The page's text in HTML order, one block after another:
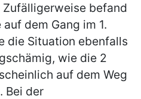
befand
dem Gang im 1.
die Situation ebenfalls
wie die 2
auf dem Weg
Bei der